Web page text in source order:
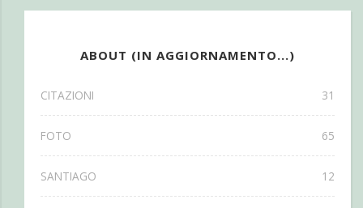
ABOUT (IN AGGIORNAMENTO...)
CITAZIONI 31
FOTO 65
SANTIAGO 12